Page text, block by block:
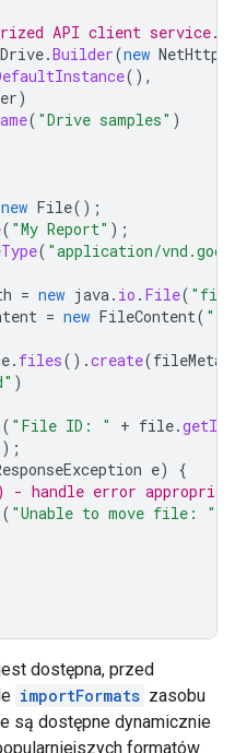
API client service.
Drive.Builder(new
(),
)
( "Drive samples" )
new File();
( "My Report" );
( "application/
= new java. io . File(
= new FileContent(
. files().create(
)
( "File ID: " + file.getId
e)
{
- handle error
( "Unable to move file: "
dostępna, przed
importFormats zasobu
są dostępne dynamicznie
formatów